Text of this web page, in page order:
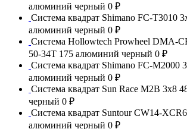
алюминий черный 0 ₽
Система квадрат Shimano FC-T3010
алюминий черный 0 ₽
Система Hollowtech Prowheel DMA-
50-34T 175 алюминий черный 0 ₽
Система квадрат Shimano FC-M2000
алюминий черный 0 ₽
Система квадрат Sun Race M2B 3x8
черный 0 ₽
Система квадрат Suntour CW14-
алюминий черный 0 ₽